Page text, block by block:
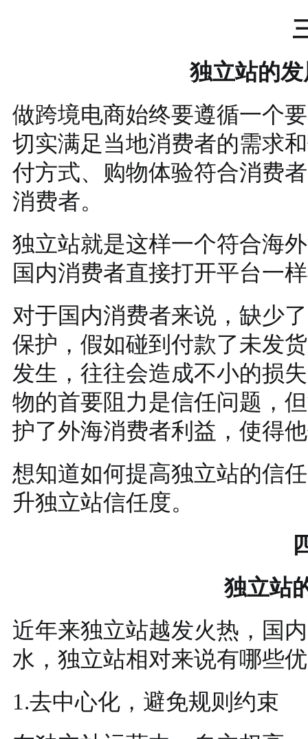
独立站的
做跨境电商始终要遵循一个
切实满足当地消费者的需求
付方式、购物体验符合消费
消费者。
独立站就是这样一个符合海
国内消费者直接打开平台一
对于国内消费者来说，缺少
保护，假如碰到付款了未发
发生，往往会造成不小的损
物的首要阻力是信任问题，
护了外海消费者利益，使得
想知道如何提高独立站的信
升独立站信任度。
独立站
近年来独立站越发火热，国
水，独立站相对来说有哪些
1.去中心化，避免规则约束